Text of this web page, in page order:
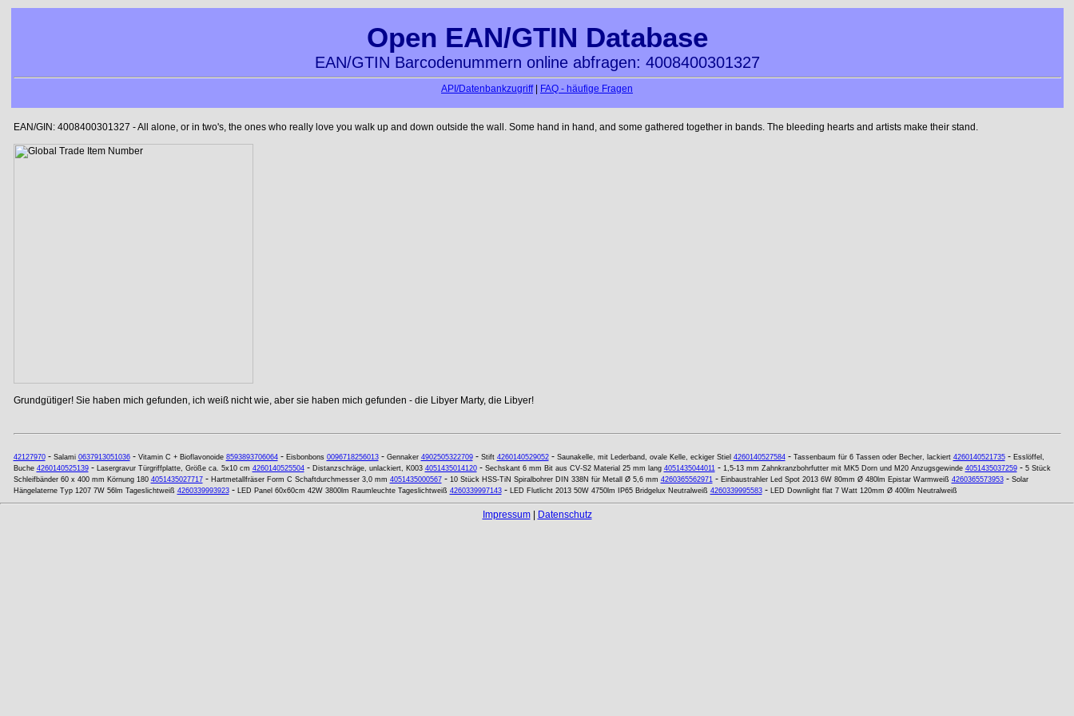
Open EAN/GTIN Database
EAN/GTIN Barcodenummern online abfragen: 4008400301327
API/Datenbankzugriff| FAQ - häufige Fragen
EAN/GIN: 4008400301327 - All alone, or in two's, the ones who really love you walk up and down outside the wall. Some hand in hand, and some gathered together in bands. The bleeding hearts and artists make their stand.
Grundgütiger! Sie haben mich gefunden, ich weiß nicht wie, aber sie haben mich gefunden - die Libyer Marty, die Libyer!
42127970- Salami 0637913051036- Vitamin C + Bioflavonoide 8593893706064- Eisbonbons 0096718256013- Gennaker 4902505322709- Stift 4260140529052- Saunakelle, mit Lederband, ovale Kelle, eckiger Stiel 4260140527584- Tassenbaum für 6 Tassen oder Becher, lackiert 4260140521735- Esslöffel,
Buche 4260140525139- Lasergravur Türgriffplatte, Größe ca. 5x10 cm 4260140525504- Distanzschräge, unlackiert, K003 4051435014120- Sechskant 6 mm Bit aus CV-S2 Material 25 mm lang 4051435044011- 1,5-13 mm Zahnkranzbohrfutter mit MK5 Dorn und M20 Anzugsgewinde 4051435037259- 5 Stück
Schleifbänder 60 x 400 mm Körnung 180 4051435027717- Hartmetallfräser Form C Schaftdurchmesser 3,0 mm 4051435000567- 10 Stück HSS-TiN Spiralbohrer DIN 338N für Metall Ø 5,6 mm 4260365562971- Einbaustrahler Led Spot 2013 6W 80mm Ø 480lm Epistar Warmweiß 4260365573953- Solar
Hängelaterne Typ 1207 7W 56lm Tageslichtweiß 4260339993923- LED Panel 60x60cm 42W 3800lm Raumleuchte Tageslichtweiß 4260339997143- LED Flutlicht 2013 50W 4750lm IP65 Bridgelux Neutralweiß 4260339995583- LED Downlight flat 7 Watt 120mm Ø 400lm Neutralweiß
Impressum| Datenschutz